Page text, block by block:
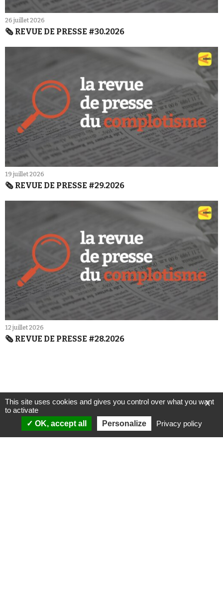
26 juillet 2026
🗞️ REVUE DE PRESSE #30.2026
19 juillet 2026
🗞️ REVUE DE PRESSE #29.2026
12 juillet 2026
🗞️ REVUE DE PRESSE #28.2026
ANALYSES
VIDÉOS
X
This site uses cookies and gives you control over what you want
to activate
OK, accept all
Personalize Privacy policy